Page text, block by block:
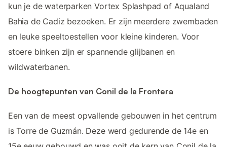
kun je de waterparken Vortex Splashpad of Aqualand
Bahia de Cadiz bezoeken. Er zijn meerdere zwembaden
en leuke speeltoestellen voor kleine kinderen. Voor
stoere binken zijn er spannende glijbanen en
wildwaterbanen.
De hoogtepunten van Conil de la Frontera
Een van de meest opvallende gebouwen in het centrum
is Torre de Guzmán. Deze werd gedurende de 14e en